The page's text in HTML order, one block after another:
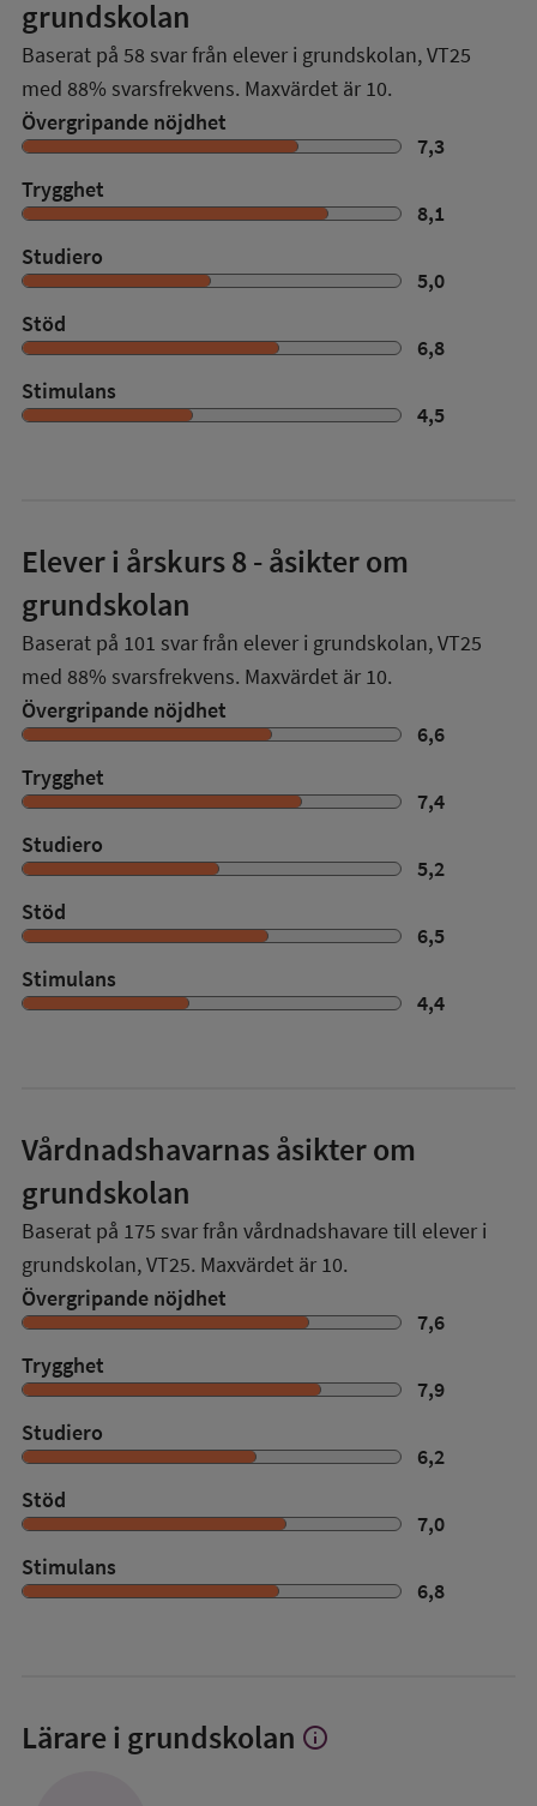
grundskolan
Baserat på 58 svar från elever i grundskolan,VT25
med 88% svarsfrekvens. Maxvärdet är 10.
Övergripande nöjdhet
7,3
Trygghet
8,1
Studiero
5,0
Stöd
6,8
Stimulans
4,5
Elever i årskurs 8- åsikter om
grundskolan
Baserat på 101 svar från elever i grundskolan,VT25
med 88% svarsfrekvens. Maxvärdet är 10.
Övergripande nöjdhet
6,6
Trygghet
7,4
Studiero
5,2
Stöd
6,5
Stimulans
4,4
Vårdnadshavarnas åsikter om
grundskolan
Baserat på 175 svar från vårdnadshavare till elever i
grundskolan,VT25. Maxvärdet är 10.
Övergripande nöjdhet
7,6
Trygghet
7,9
Studiero
6,2
Stöd
7,0
Stimulans
6,8
Lärare i grundskolan Visa
info